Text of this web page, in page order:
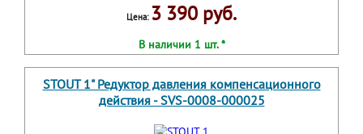
Цена: 3 390 руб.
В наличии 1 шт. *
STOUT 1" Редуктор давления компенсационного
действия - SVS-0008-000025